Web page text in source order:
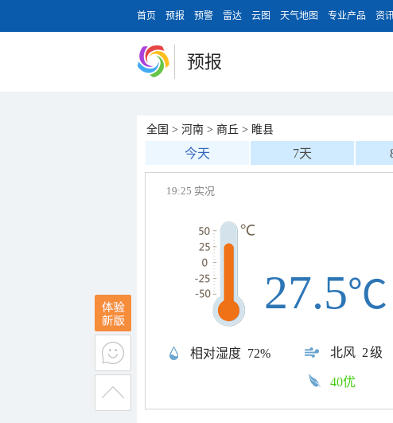
首页 预报 预警 雷达 云图 天气地图 专业产品 资
预报
全国 > 河南 > 商丘 > 睢县
今天 7天
19:25 实况
相对湿度 72% 北风 2级
27.5℃
40优